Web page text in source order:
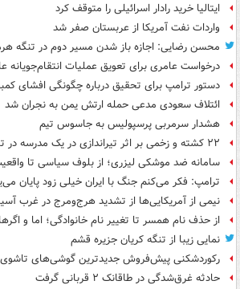
ایتالیا خرید رادار اسرائیلی را متوقف کرد
واردات نفت آمریکا از عربستان صفر شد
محسن رضایی: اجازه باز شدن مسیر دوم در تنگه
درخواست عامری برای تعویق عملیات انتقام‌جویانه
دستور ترامپ برای تحقیق درباره چگونگی افشای
ائتلاف سعودی مدعی حمله ارتش یمن به نجران شد
هشدار سرمربی پرسپولیس به جاسوس تیم
۲۲ کشته و زخمی بر اثر تیراندازی در یک مدرسه در تایلند+ فیلم
سامانه ضد موشکی لیزری؛ از بلوف سیاسی تا
ترامپ: فکر می‌کنم جنگ با ایران خیلی زود پایان
نیمی از آمریکایی‌ها از تشدید هرج‌ومرج در غرب
از حذف نام همسر تا تغییر نام خانوادگی؛ اما و
نمایی زیبا از تنگه کریان جزیره قشم
رکوردشکنی پیش‌فروش جدیدترین گوشی‌های
حادثه غرق‌شدگی در طاقانک ۲ قربانی گرفت